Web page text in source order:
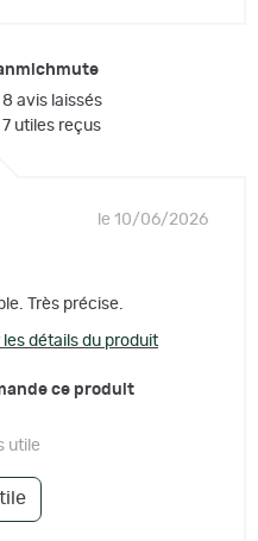
8 avis laissés
7 utiles reçus
le 10/06/2026
Très précise.
détails du produit
ce produit
utile